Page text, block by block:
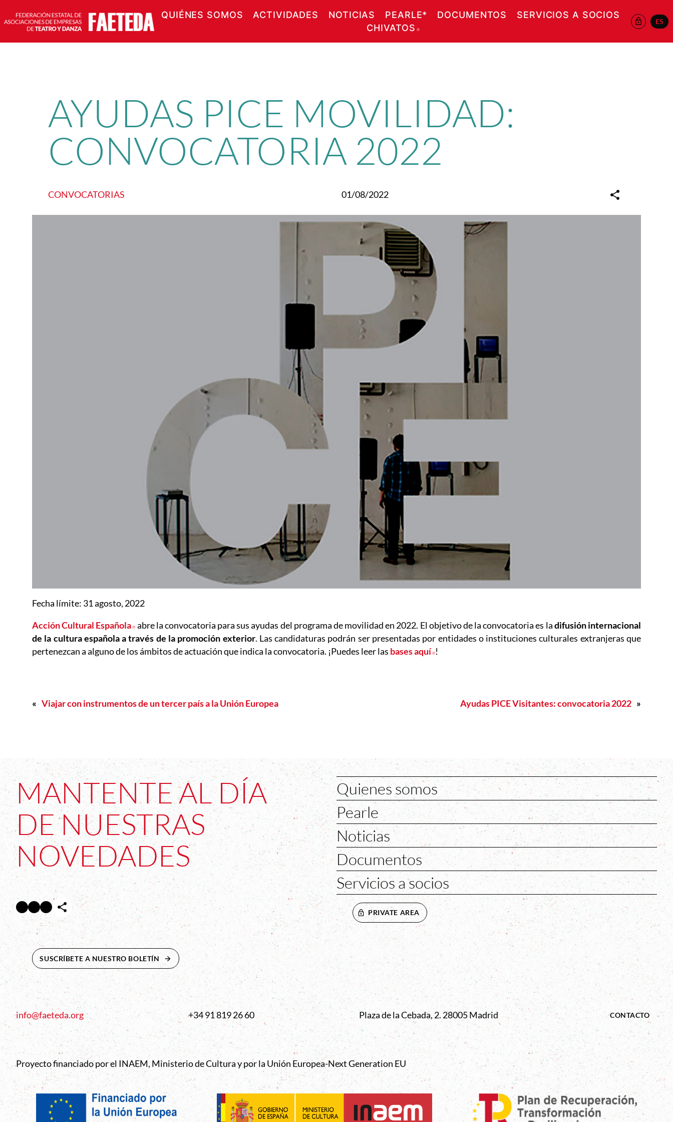
QUIÉNES SOMOS ACTIVIDADES NOTICIAS PEARLE* DOCUMENTOS
SERVICIOS A SOCIOS
CHIVATOS
ES
Saltar
AYUDAS PICE MOVILIDAD:
CONVOCATORIA 2022
CONVOCATORIAS 01/08/2022
Fecha lí­mite: 31 agosto, 2022
Acción Cultural Española Abre en nueva ventana
abre la convocatoria para sus ayudas del programa de movilidad en 2022. El objetivo de la convocatoria es ladifusión internacional
de la cultura española a través de la promoción exterior. Las candidaturas podrán ser presentadas por entidades o instituciones culturales extranjeras que
pertenezcan a alguno de los ámbitos de actuación que indica la convocatoria. ¡Puedes leer las bases aquí Abre en nueva ventana
!
« Viajar con instrumentos de un tercer país a la Unión Europea Ayudas PICE Visitantes: convocatoria 2022 »
MANTENTE AL DÍA
DE NUESTRAS
NOVEDADES
Facebook Abre en nueva ventana
Twitter Abre en nueva ventana
InstagramAbre en nueva ventana
SUSCRÍBETE A NUESTRO BOLETÍN ABRE EN NUEVA VENTANA
Quienes somos
Pearle
Noticias
Documentos
Servicios a socios
PRIVATE AREA
info@faeteda.org +34 91 819 26 60 Plaza de la Cebada, 2. 28005 Madrid CONTACTO
Proyecto financiado por el INAEM, Ministerio de Cultura y por la Unión Europea-Next Generation EU